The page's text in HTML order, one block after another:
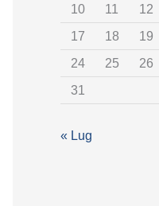
10 11 12
17
18 19
24
25 26
31
« Lug